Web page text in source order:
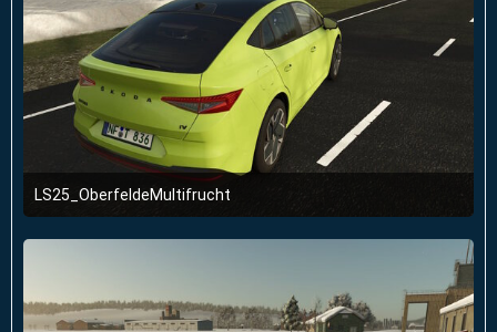
LS25_OberfeldeMultifrucht
2. Januar 2026 um 23:51